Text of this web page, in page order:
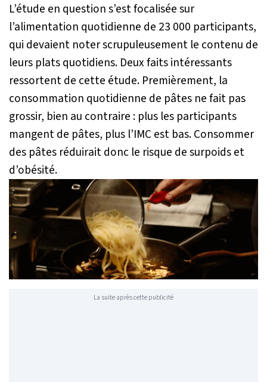
L’étude en question s’est focalisée sur
l’alimentation quotidienne de 23 000 participants,
qui devaient noter scrupuleusement le contenu de
leurs plats quotidiens. Deux faits intéressants
ressortent de cette étude. Premièrement, la
consommation quotidienne de pâtes ne fait pas
grossir, bien au contraire : plus les participants
mangent de pâtes, plus l’IMC est bas. Consommer
des pâtes réduirait donc le risque de surpoids et
d’obésité.
La suite après cette publicité